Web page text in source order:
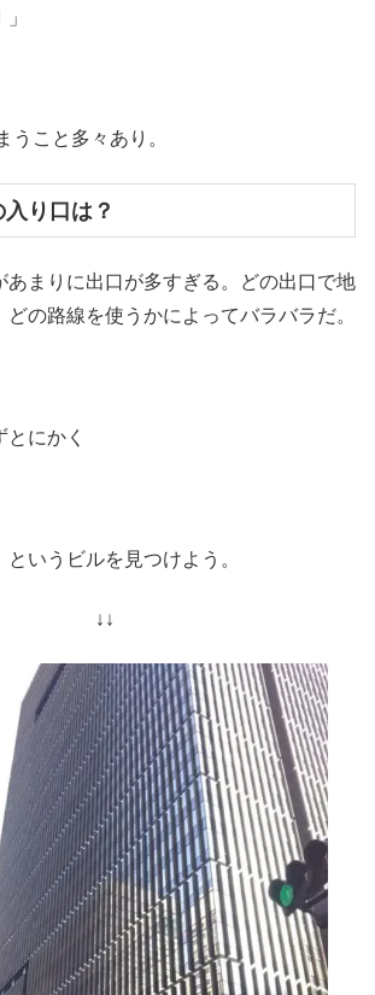
うこと多々あり。
り口は？
あまりに出口が多すぎる。どの出口で地
どの路線を使うかによってバラバラだ。
にかく
というビルを見つけよう。
↓↓